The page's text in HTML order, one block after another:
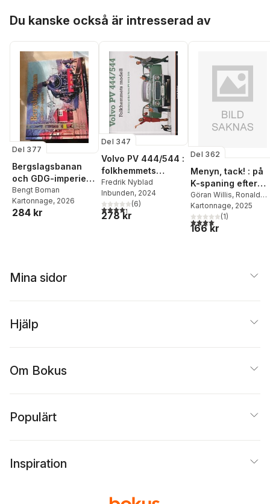
Du kanske också är intresserad av
Del 377
Bergslagsbanan
och GDG-imperiet :
en bildkavalkad
från det forna
GDG-nätet i SJ-
Bengt Boman
Kartonnage, 2026
284 kr
Del 347
Volvo PV 444/544 :
folkhemmets
modell / A history
of the Volvo PV
444 & 544
Fredrik Nyblad
Inbunden, 2024
4,3utav 5 stjärnor. Totalt antal röster:
(6)
278 kr
Del 362
Menyn, tack! : på
K-spaning efter
klassiska
järnvägsrestauran
ger
Göran Willis, Ronald
Åman
Kartonnage, 2025
4,0utav 5 stjärnor.
(1)
166 kr
Mina sidor
Hjälp
Om Bokus
Populärt
Inspiration